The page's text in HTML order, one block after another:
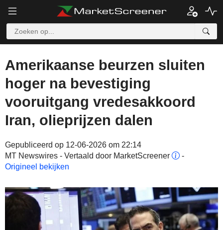
Amerikaanse beurzen sluiten
hoger na bevestiging
vooruitgang vredesakkoord
Iran, olieprijzen dalen
Gepubliceerd op 12-06-2026 om 22:14
MT Newswires - Vertaald door MarketScreener
-
Origineel bekijken